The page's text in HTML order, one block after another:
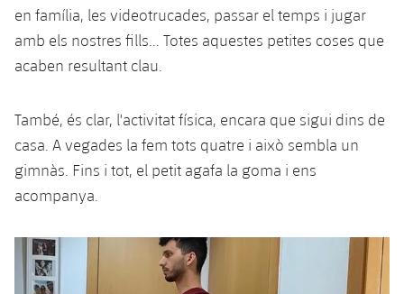
en família, les videotrucades, passar el temps i jugar
amb els nostres fills... Totes aquestes petites coses que
acaben resultant clau.
També, és clar, l'activitat física, encara que sigui dins de
casa. A vegades la fem tots quatre i això sembla un
gimnàs. Fins i tot, el petit agafa la goma i ens
acompanya.